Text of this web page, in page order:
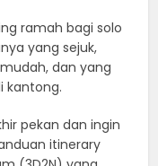
ramah bagi solo
yang sejuk,
dan yang
kantong.
pekan dan ingin
itinerary